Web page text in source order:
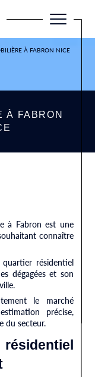
À FABRON NICE
À FABRON
à Fabron est une
connaître
résidentiel
dégagées et son
le marché
précise,
du secteur.